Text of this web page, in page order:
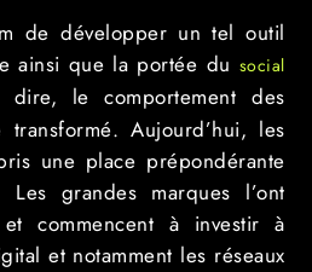
de développer un tel outil
ainsi que la portée du social
le comportement des
transformé. Aujourd’hui, les
une place prépondérante
grandes marques l’ont
commencent à investir à
et notamment les réseaux